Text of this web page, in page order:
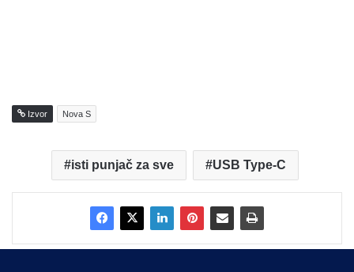
Izvor Nova S
isti punjač za sve USB Type-C